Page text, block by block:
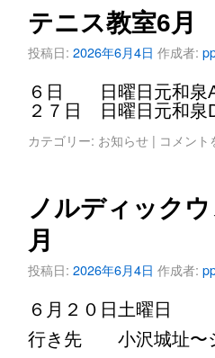
テニス教室6月
投稿日: 2026年6月4日 作成者:
６日 日曜日元和泉A
２７日 日曜日元和泉
カテゴリー: お知らせ | コメン
ノルディック
月
投稿日: 2026年6月4日 作成者:
６月２０日土曜日
行き先 小沢城址〜